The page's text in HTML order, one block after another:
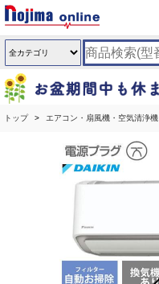
トップ エアコン・扇風機・空気清浄機